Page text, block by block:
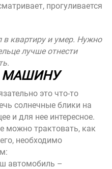
прогуливается
в квартиру и умер. Нужно
лучше отнести
МАШИНУ
это что-то
солнечные блики на
и для нее интересное.
можно трактовать, как
необходимо
автомобиль –